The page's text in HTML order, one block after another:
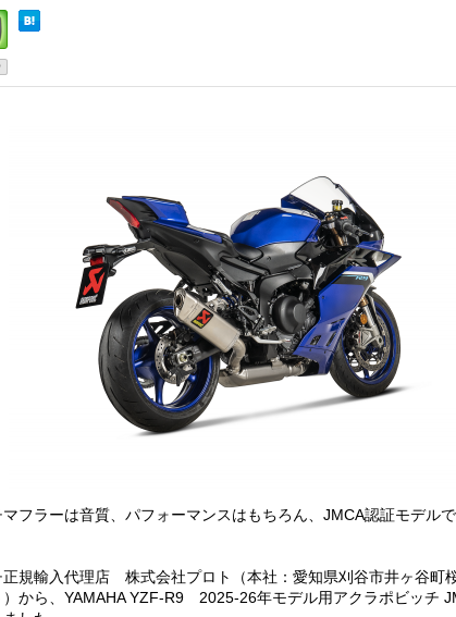
フラーは音質、パフォーマンスはもちろん、JMCA認証モデル
正規輸入代理店 株式会社プロト（本社：愛知県刈谷市井ヶ谷町
から、YAMAHA YZF-R9 2025-26年モデル用アクラポビッチ